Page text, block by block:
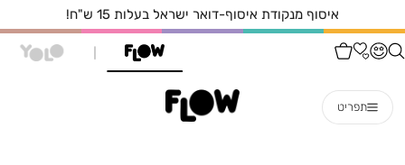
איסוף מנקודת איסוף-דואר ישראל בעלות 15 ש"ח!
תפריט